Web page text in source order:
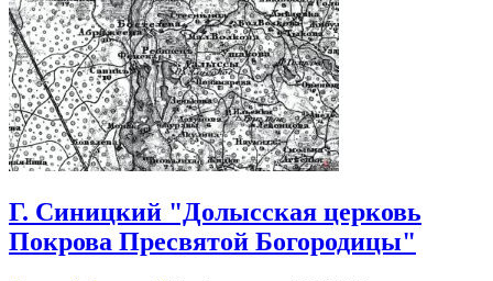
Г. Синицкий "Долысская церковь
Покрова Пресвятой Богородицы"